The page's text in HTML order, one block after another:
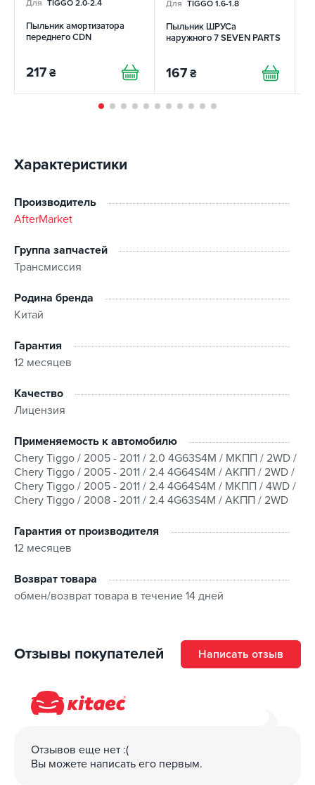
Для TIGGO 2.0-2.4
Пыльник амортизатора
переднего CDN
217 ₴
Для TIGGO 1.6-1.8
Пыльник ШРУСа
наружного 7 SEVEN PARTS
167 ₴
Характеристики
Производитель
AfterMarket
Группа запчастей
Трансмиссия
Родина бренда
Китай
Гарантия
12 месяцев
Качество
Лицензия
Применяемость к автомобилю
Chery Tiggo / 2005 - 2011 / 2.0 4G63S4M / МКПП / 2WD /
Chery Tiggo / 2005 - 2011 / 2.4 4G64S4M / АКПП / 2WD /
Chery Tiggo / 2005 - 2011 / 2.4 4G64S4M / МКПП / 4WD /
Chery Tiggo / 2008 - 2011 / 2.4 4G63S4M / АКПП / 2WD
Гарантия от производителя
12 месяцев
Возврат товара
обмен/возврат товара в течение 14 дней
Отзывы покупателей Написать отзыв
Отзывов еще нет :(
Вы можете написать его первым.